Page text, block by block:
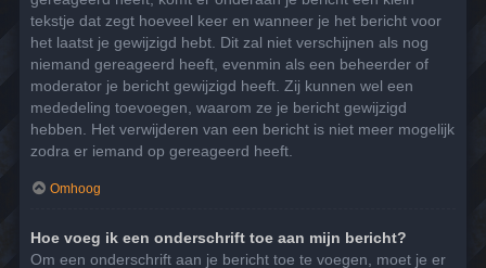
tekstje dat zegt hoeveel keer en wanneer je het bericht voor
het laatst je gewijzigd hebt. Dit zal niet verschijnen als nog
niemand gereageerd heeft, evenmin als een beheerder of
moderator je bericht gewijzigd heeft. Zij kunnen wel een
mededeling toevoegen, waarom ze je bericht gewijzigd
hebben. Het verwijderen van een bericht is niet meer mogelijk
zodra er iemand op gereageerd heeft.
Omhoog
Hoe voeg ik een onderschrift toe aan mijn bericht?
Om een onderschrift aan je bericht toe te voegen, moet je er